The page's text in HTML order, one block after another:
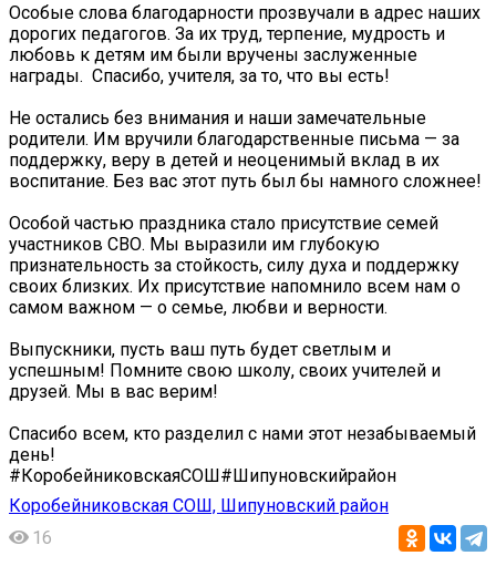
Особые слова благодарности прозвучали в адрес наших
дорогих педагогов. За их труд, терпение, мудрость и
любовь к детям им были вручены заслуженные
награды. ️ Спасибо, учителя, за то, что вы есть!
Не остались без внимания и наши замечательные
родители. Им вручили благодарственные письма — за
поддержку, веру в детей и неоценимый вклад в их
воспитание. Без вас этот путь был бы намного сложнее!
Особой частью праздника стало присутствие семей
участников СВО. Мы выразили им глубокую
признательность за стойкость, силу духа и поддержку
своих близких. Их присутствие напомнило всем нам о
самом важном — о семье, любви и верности.
Выпускники, пусть ваш путь будет светлым и
успешным! Помните свою школу, своих учителей и
друзей. Мы в вас верим!
Спасибо всем, кто разделил с нами этот незабываемый
день! ️
#КоробейниковскаяСОШ#Шипуновскийрайон
Коробейниковская СОШ, Шипуновский район
16